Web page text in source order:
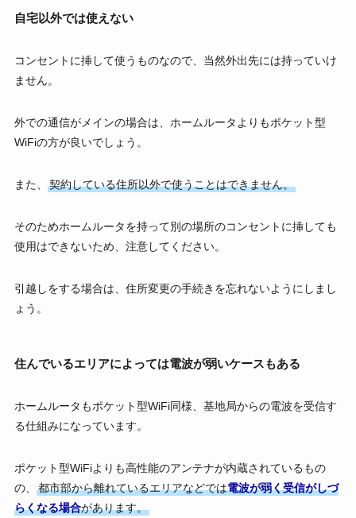
自宅以外では使えない
コンセントに挿して使うものなので、当然外出先には持っていけ
ません。
外での通信がメインの場合は、ホームルータよりもポケット型
WiFiの方が良いでしょう。
また、 契約している住所以外で使うことはできません。
そのためホームルータを持って別の場所のコンセントに挿しても
使用はできないため、注意してください。
引越しをする場合は、住所変更の手続きを忘れないようにしまし
ょう。
住んでいるエリアによっては電波が弱いケースもある
ホームルータもポケット型WiFi同様、基地局からの電波を受信す
る仕組みになっています。
ポケット型WiFiよりも高性能のアンテナが内蔵されているもの
の、
都市部から離れているエリアなどでは電波が弱く受信がしづ
らくなる場合があります。